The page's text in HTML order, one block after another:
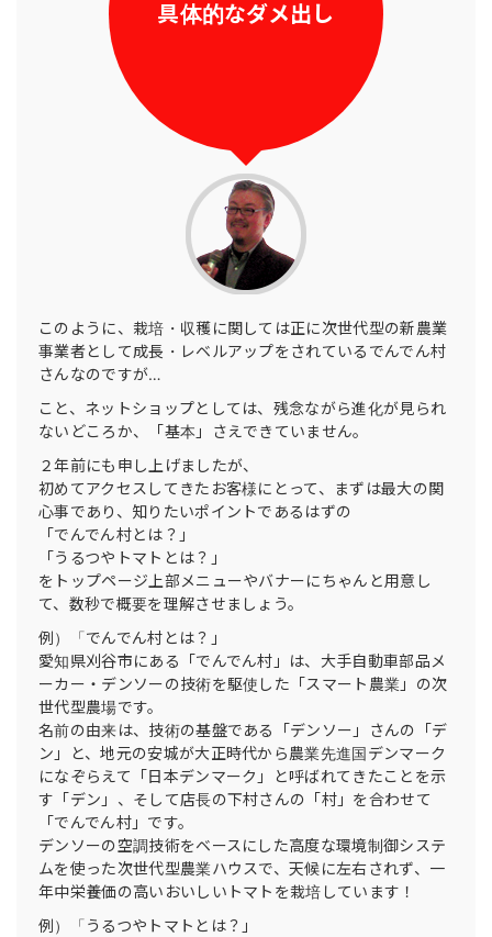
具体的なダメ出し
このように、栽培・収穫に関しては正に次世代型の新農業
事業者として成長・レベルアップをされているでんでん村
さんなのですが…
こと、ネットショップとしては、残念ながら進化が見られ
ないどころか、「基本」さえできていません。
２年前にも申し上げましたが、
初めてアクセスしてきたお客様にとって、まずは最大の関
心事であり、知りたいポイントであるはずの
「でんでん村とは？」
「うるつやトマトとは？」
をトップページ上部メニューやバナーにちゃんと用意し
て、数秒で概要を理解させましょう。
例）「でんでん村とは？」
愛知県刈谷市にある「でんでん村」は、大手自動車部品メ
ーカー・デンソーの技術を駆使した「スマート農業」の次
世代型農場です。
名前の由来は、技術の基盤である「デンソー」さんの「デ
ン」と、地元の安城が大正時代から農業先進国デンマーク
になぞらえて「日本デンマーク」と呼ばれてきたことを示
す「デン」、そして店長の下村さんの「村」を合わせて
「でんでん村」です。
デンソーの空調技術をベースにした高度な環境制御システ
ムを使った次世代型農業ハウスで、天候に左右されず、一
年中栄養価の高いおいしいトマトを栽培しています！
例）「うるつやトマトとは？」